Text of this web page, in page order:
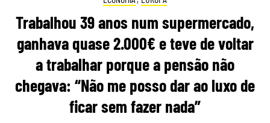
Trabalhou 39 anos num supermercado,
ganhava quase 2.000€ e teve de voltar
a trabalhar porque a pensão não
chegava: “Não me posso dar ao luxo de
ficar sem fazer nada”